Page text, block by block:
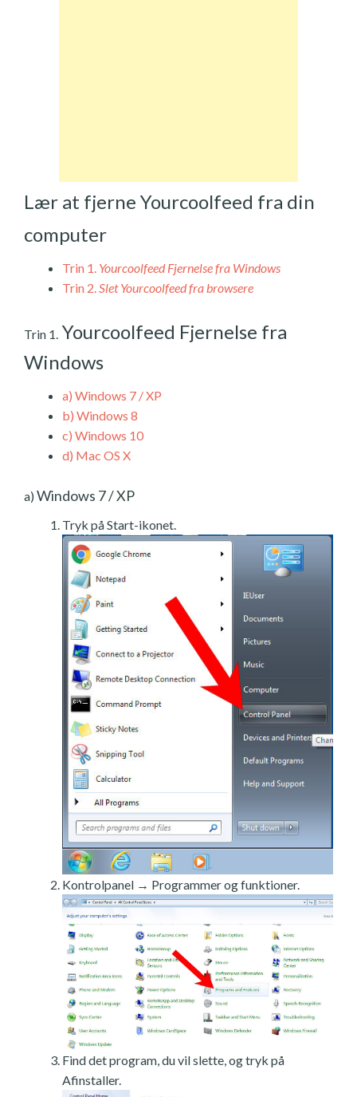
Lær at fjerne Yourcoolfeed fra din
computer
Trin 1. Yourcoolfeed Fjernelse fra Windows
Trin 2.Slet Yourcoolfeed fra browsere
Trin 1. Yourcoolfeed Fjernelse fra
Windows
a) Windows 7 / XP
b) Windows 8
c) Windows 10
d) Mac OS X
a) Windows 7 / XP
Tryk på Start-ikonet.
Kontrolpanel → Programmer og funktioner.
Find det program, du vil slette, og tryk på
Afinstaller.